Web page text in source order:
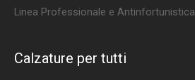
Linea Professionale e Antinfortunistica
Calzature per tutti